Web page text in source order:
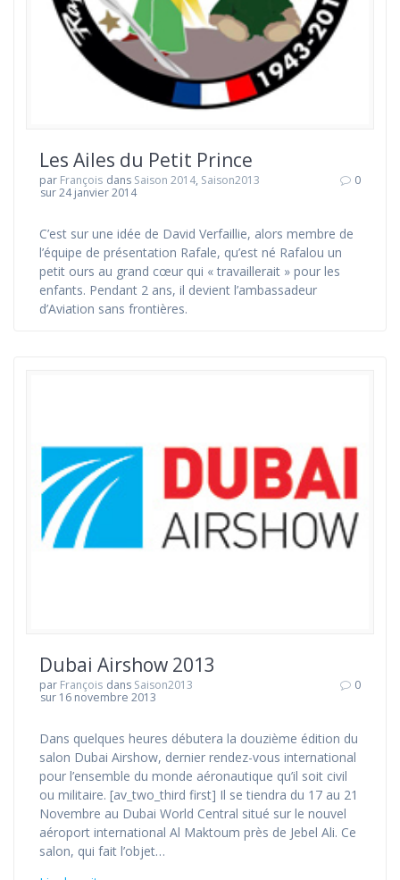
Les Ailes du Petit Prince
par François dans Saison 2014, Saison2013
sur 24 janvier 2014
0
C’est sur une idée de David Verfaillie, alors membre de
l’équipe de présentation Rafale, qu’est né Rafalou un
petit ours au grand cœur qui « travaillerait » pour les
enfants. Pendant 2 ans, il devient l’ambassadeur
d’Aviation sans frontières.
Dubai Airshow 2013
par François dans Saison2013
sur 16 novembre 2013
0
Dans quelques heures débutera la douzième édition du
salon Dubai Airshow, dernier rendez-vous international
pour l’ensemble du monde aéronautique qu’il soit civil
ou militaire. [av_two_third first] Il se tiendra du 17 au 21
Novembre au Dubai World Central situé sur le nouvel
aéroport international Al Maktoum près de Jebel Ali. Ce
salon, qui fait l’objet…